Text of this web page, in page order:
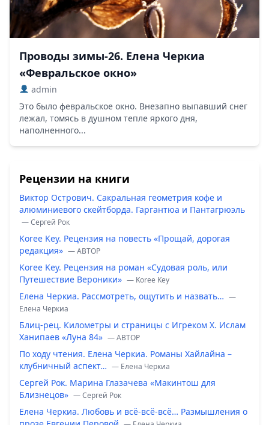
Проводы зимы-26. Елена Черкиа
«Февральское окно»
admin
Это было февральское окно. Внезапно выпавший снег
лежал, томясь в душном тепле яркого дня,
наполненного...
Рецензии на книги
Виктор Острович. Сакральная геометрия кофе и
алюминиевого скейтборда. Гаргантюа и Пантагрюэль
— Сергей Рок
Koree Key. Рецензия на повесть «Прощай, дорогая
редакция» — ABTOP
Koree Key. Рецензия на роман «Судовая роль, или
Путешествие Вероники» — Koree Key
Елена Черкиа. Рассмотреть, ощутить и назвать… —
Елена Черкиа
Блиц-рец. Километры и страницы с Игреком Х. Ислам
Ханипаев «Луна 84» — ABTOP
По ходу чтения. Елена Черкиа. Романы Хайлайна –
клубничный аспект… — Елена Черкиа
Сергей Рок. Марина Глазачева «Макинтош для
Близнецов» — Сергей Рок
Елена Черкиа. Любовь и всё-всё-всё… Размышления о